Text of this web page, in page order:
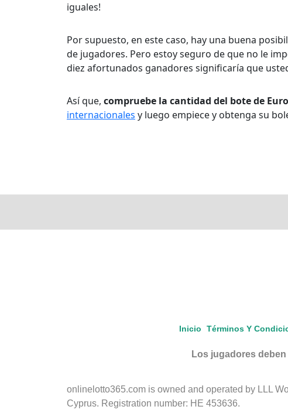
iguales!
Por supuesto, en este caso, hay una buena
de jugadores. Pero estoy seguro de que no le
diez afortunados ganadores significaría que
Así que, compruebe la cantidad del bote de
internacionales y luego empiece y obtenga su
Inicio Términos Y
Los jugadores
onlinelotto365.com is owned and operated by LLL
Cyprus. Registration number: HE 453636.